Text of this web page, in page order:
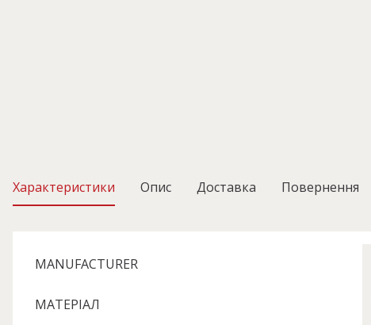
Характеристики Опис Доставка Повернення
MANUFACTURER
МАТЕРІАЛ